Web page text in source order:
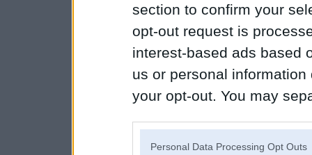
section to confirm your
opt-out request is
interest-based ads based
us or personal
your opt-out. You may
Personal Data Processing Opt Outs